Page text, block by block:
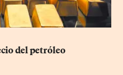
del petróleo